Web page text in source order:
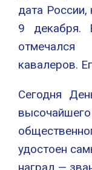
дата России,
9 декабря.
кавалеров.
Сегодня
удостоен